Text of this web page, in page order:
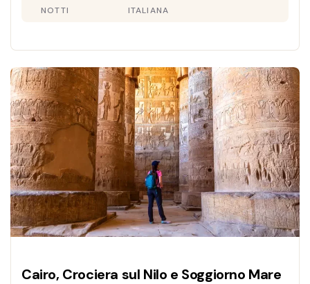
NOTTI ITALIANA
Cairo, Crociera sul Nilo e Soggiorno Mare